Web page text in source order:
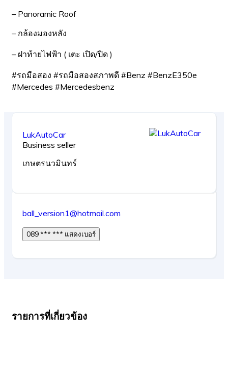
– Panoramic Roof
– กล้องมองหลัง
– ฝาท้ายไฟฟ้า ( เตะ เปิด/ปิด )
#รถมือสอง #รถมือสองสภาพดี #Benz #BenzE350e
#Mercedes #Mercedesbenz
LukAutoCar
Business seller
เกษตรนวมินทร์
ball_version1@hotmail.com
089 *** *** แสดงเบอร์
รายการที่เกี่ยวข้อง